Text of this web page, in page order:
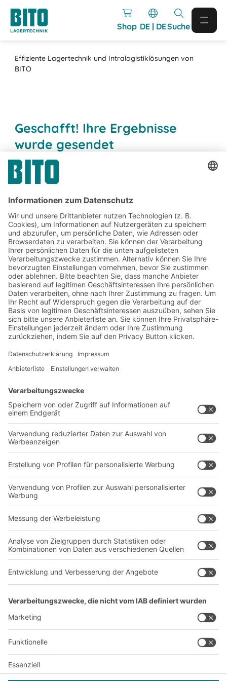
Shop DE | DESuche
Effiziente Lagertechnik und Intralogistiklösungen von
BITO
Geschafft! Ihre Ergebnisse
wurde gesendet
Wir werden uns zeitnah mit Ihnen in Verbindung
setzen.
Jetzt beim BITO Newsletter
anmelden:
Lager- & Logistiknews
Exklusive Rabatte
Neuheiten
Newsletter abonnieren
Lösungen
Intralogistiklösungen
Behältersysteme
Regalsysteme
Transportsysteme
Dienstleistungen
Beratung & Service
Kontaktformular
Unternehmen
Über uns
Standorte weltweit
Produktionsstandorte
Karriere
Follow us
ABIT OF
YOUR LIFE.
© 2026 BITO-Lagertechnik Bittmann GmbH
Design & Realisation